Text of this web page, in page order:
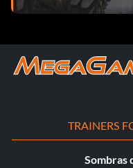
TRAINERS
Sombras